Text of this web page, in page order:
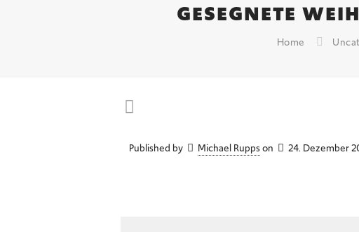
GESEGNETE
Home
Published by Michael Ruppson 24. Dezember